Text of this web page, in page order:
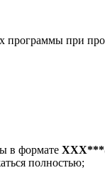
программы при
в формате
полностью;